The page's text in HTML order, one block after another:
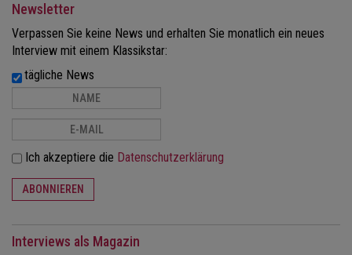
Newsletter
Verpassen Sie keine News und erhalten Sie monatlich ein neues
Interview mit einem Klassikstar:
tägliche News
Ich akzeptiere die Datenschutzerklärung
ABONNIEREN
Interviews als Magazin